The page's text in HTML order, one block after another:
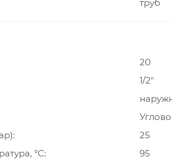
труб
20
1/2"
25
°С
95